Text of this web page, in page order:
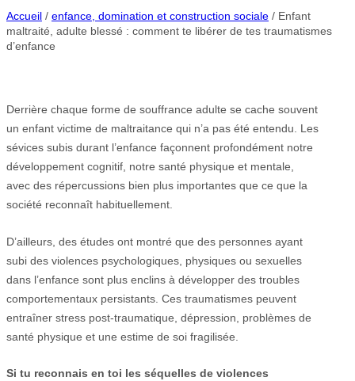
Accueil / enfance, domination et construction sociale / Enfant
maltraité, adulte blessé : comment te libérer de tes traumatismes
d’enfance
Derrière chaque forme de souffrance adulte se cache souvent
un enfant victime de maltraitance qui n’a pas été entendu. Les
sévices subis durant l’enfance façonnent profondément notre
développement cognitif, notre santé physique et mentale,
avec des répercussions bien plus importantes que ce que la
société reconnaît habituellement.
D’ailleurs, des études ont montré que des personnes ayant
subi des violences psychologiques, physiques ou sexuelles
dans l’enfance sont plus enclins à développer des troubles
comportementaux persistants. Ces traumatismes peuvent
entraîner stress post-traumatique, dépression, problèmes de
santé physique et une estime de soi fragilisée.
Si tu reconnais en toi les séquelles de violences